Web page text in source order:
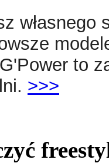
własnego
to
>>>